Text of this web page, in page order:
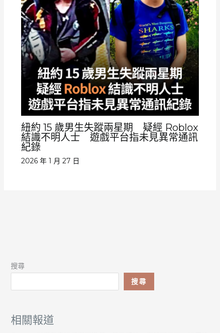
紐約 15 歲男生失蹤兩星期 疑經 Roblox
結識不明人士 遊戲平台指未見異常通訊
紀錄
2026 年 1 月 27 日
搜尋
搜尋
相關報道